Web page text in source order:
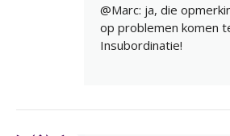
@Marc: ja, die
op problemen komen
Insubordinatie!